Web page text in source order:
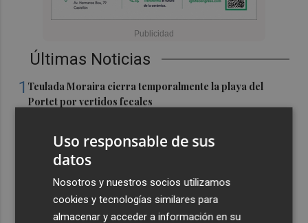
Últimas Noticias
1 Teulada Moraira cierra temporalmente la playa del
Portet por vertidos fecales
Activado el máximo nivel de preemergencia frente a
incendios en la Comunitat toda la jornada del eclipse
Bétera lleva su ‘aroma de somni’ a todos los rincones de
Uso responsable de sus
datos
Nosotros y nuestros socios utilizamos
cookies y tecnologías similares para
almacenar y acceder a información en su